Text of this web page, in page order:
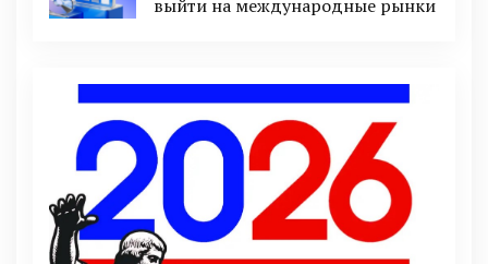
выйти на международные рынки